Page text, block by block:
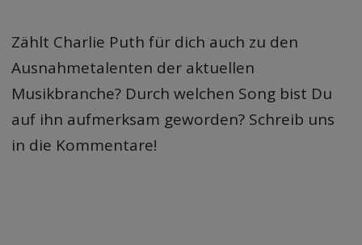
Zählt Charlie Puth für dich auch zu den
Ausnahmetalenten der aktuellen
Musikbranche? Durch welchen Song bist Du
auf ihn aufmerksam geworden? Schreib uns
in die Kommentare!